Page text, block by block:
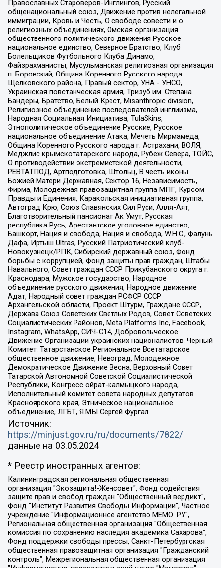
Православных Староверов-Инглингов, Русский
общенациональный союз, Движение против нелегальной
иммиграции, Кровь и Честь, О свободе совести и о
религиозных объединениях, Омская организация
общественного политического движения Русское
национальное единство, Северное Братство, Клуб
Болельщиков Футбольного Клуба Динамо,
Файзрахманисты, Мусульманская религиозная организация
п. Боровский, Община Коренного Русского народа
Щелковского района, Правый сектор, УНА - УНСО,
Украинская повстанческая армия, Тризуб им. Степана
Бандеры, Братство, Белый Крест, Misanthropic division,
Религиозное объединение последователей инглиизма,
Народная Социальная Инициатива, TulaSkins,
Этнополитическое объединение Русские, Русское
национальное объединение Атака, Мечеть Мирмамеда,
Община Коренного Русского народа г. Астрахани, ВОЛЯ,
Меджлис крымскотатарского народа, Рубеж Севера, ТОЙС,
О противодействии экстремистской деятельности,
РЕВТАТПОД, Артподготовка, Штольц, В честь иконы
Божией Матери Державная, Сектор 16, Независимость,
Фирма, Молодежная правозащитная группа МПГ, Курсом
Правды и Единения, Каракольская инициативная группа,
Автоград Крю, Союз Славянских Сил Руси, Алля-Аят,
Благотворительный пансионат Ак Умут, Русская
республика Русь, Арестантское уголовное единство,
Башкорт, Нация и свобода, Нация и свобода, W.H.С., Фалунь
Дафа, Иртыш Ultras, Русский Патриотический клуб-
Новокузнецк/РПК, Сибирский державный союз, Фонд
борьбы с коррупцией, Фонд защиты прав граждан, Штабы
Навального, Совет граждан СССР Прикубанского округа г.
Краснодара, Мужское государство, Народное
объединение русского движения, Народное движение
Адат, Народный совет граждан РСФСР СССР
Архангельской области, Проект Штурм, Граждане СССР,
Держава Союз Советских Светлых Родов, Совет Советских
Социалистических Районов, Meta Platforms Inc, Facebook,
Instagram, WhatsApp, СИЧ-С14, Добровольческое
Движение Организации украинских националистов, Черный
Комитет, Татарстанское Региональное Всетатарское
общественное движение, Невоград, Молодежное
Демократическое Движение Весна, Верховный Совет
Татарской Автономной Советской Социалистической
Республики, Конгресс ойрат-калмыцкого народа,
Исполнительный комитет совета народных депутатов
Красноярского края, Этническое национальное
объединение, ЛГБТ, Я.МЫ Сергей Фургал
Источник:
https://minjust.gov.ru/ru/documents/7822/
данные на 03.05.2024
* Реестр иностранных агентов:
Калининградская региональная общественная организация "Экозащита!-Женсовет", Фонд содействия защите прав и свобод граждан "Общественный вердикт", Фонд "Институт Развития Свободы Информации", Частное учреждение "Информационное агентство МЕМО. РУ", Региональная общественная организация "Общественная комиссия по сохранению наследия академика Сахарова", Фонд поддержки свободы прессы, Санкт-Петербургская общественная правозащитная организация "Гражданский контроль", Межрегиональная общественная организация "Информационно-просветительский центр "Мемориал", Региональный Фонд "Центр Защиты Прав Средств Массовой Информации", с 05.12.2023 Фонд "Центр Защиты Прав Средств массовой информации", Региональная общественная благотворительная организация помощи беженцам и мигрантам "Гражданское содействие", Негосударственное образовательное учреждение дополнительного профессионального образования (повышение квалификации) специалистов "АКАДЕМИЯ ПО ПРАВАМ ЧЕЛОВЕКА", Свердловская региональная общественная организация "Сутяжник", Автономная некоммерческая организация "Центр независимых социологических исследований", Союз общественных объединений "Российский исследовательский центр по правам человека", Региональное общественное учреждение научно-информационный центр "МЕМОРИАЛ", Некоммерческая организация "Фонд защиты гласности", Автономная некоммерческая организация "Институт прав человека", Городская общественная организация "Екатеринбургское общество "МЕМОРИАЛ", Городская общественная организация "Рязанское историко-просветительское и правозащитное общество "Мемориал" (Рязанский Мемориал), Челябинский региональный орган общественной самодеятельности – женское общественное объединение "Женщины Евразии", Челябинский региональный орган общественной самодеятельности "Уральская правозащитная группа", Фонд содействия защите здоровья и социальной справедливости имени Андрея Рылькова, Автономная Некоммерческая Организация "Аналитический Центр Юрия Левады", Автономная некоммерческая организация социальной поддержки населения "Проект Апрель", Региональная общественная организация помощи женщинам и детям, находящимся в кризисной ситуации "Информационно-методический центр "Анна", Фонд содействия развитию массовых коммуникаций и правовому просвещению "Так-так-Так", Фонд содействия устойчивому развитию "Серебряная тайга", Свердловский региональный общественный фонд социальных проектов "Новое время", "Idel.Реалии", Кавказ.Реалии, Крым.Реалии, Телеканал Настоящее Время, Татаро-башкирская служба Радио Свобода (Azatliq Radiosi), Радио Свободная Европа/Радио Свобода (PCE/PC), "Сибирь.Реалии", "Фактограф", Благотворительный фонд помощи осужденным и их семьям, Автономная некоммерческая организация "Институт глобализации и социальных движений", Фонд "В защиту прав заключенных", Частное учреждение "Центр поддержки и содействия развитию средств массовой информации", Пензенский региональный общественный благотворительный фонд "Гражданский союз", "Север.Реалии", Некоммерческая организация Фонд "Правовая инициатива", Общество с ограниченной ответственностью "Радио Свободная Европа/Радио Свобода", Чешское информационное агентство "MEDIUM-ORIENT", Красноярская региональная общественная организация "Мы против СПИДа", Камалягин Денис Николаевич, Маркелов Сергей Евгеньевич, Пономарев Лев Александрович, Савицкая Людмила Алексеевна, Автономная некоммерческая организация "Центр по работе с проблемой насилия "НАСИЛИЮ.НЕТ", Межрегиональный профессиональный союз работников здравоохранения "Альянс врачей", Юридическое лицо, зарегистрированное в Латвийской Республике, SIA "Medusa Project" (регистрационный номер 40103797863, дата регистрации 10.06.2014), Некоммерческая организация "Фонд по борьбе с коррупцией", Автономная некоммерческая организация "Институт права и публичной политики", Баданин Роман Сергеевич, Гликин Максим Александрович, Железнова Мария Михайловна, Лукьянова Юлия Сергеевна, Маетная Елизавета Витальевна, Маняхин Петр Борисович, Чуракова Ольга Владимировна, Ярош Юлия Петровна, Юридическое лицо "The Insider SIA", зарегистрированное в Риге, Латвийская Республика (дата регистрации 26.06.2015), являющееся администратором доменного имени интернет-издания "The Insider SIA", https://theins.ru, Постернак Алексей Евгеньевич, Рубин Михаил Аркадьевич, Анин Роман Александрович, Юридическое лицо Istories fonds, зарегистрированное в Латвийской Республике (регистрационный номер 50008295751, дата регистрации 24.02.2020), Великовский Дмитрий Александрович, Долинина Ирина Николаевна, Мароховская Алеся Алексеевна, Шлейнов Роман Юрьевич, Шмагун Олеся Валентиновна, Общество с ограниченной ответственностью "Альтаир 2021", Общество с ограниченной ответственностью "Вега 2021", Общество с ограниченной ответственностью "Главный редактор 2021", Общество с ограниченной ответственностью "Ромашки монолит", Важенков Артем Валерьевич, Ивановская областная общественная организация "Центр гендерных исследований", Гурман Юрий Альбертович, Медиапроект "ОВД-Инфо", Егоров Владимир Владимирович, Жилинский Владимир Александрович, Общество с ограниченной ответственностью "ЗП", Иванова София Юрьевна, Карезина Инна Павловна, Кильтау Екатерина Викторовна, Петров Алексей Викторович, Пискунов Сергей Евгеньевич, Смирнов Сергей Сергеевич, Тихонов Михаил Сергеевич, Общество с ограниченной ответственностью "ЖУРНАЛИСТ-ИНОСТРАННЫЙ АГЕНТ", Арапова Галина Юрьевна, Вольтская Татьяна Анатольевна, Американская компания "Mason G.E.S. Anonymous Foundation" (США), являющаяся владельцем интернет-издания https://mnews.world/, Компания "Stichting Bellingcat", зарегистрированная в Нидерландах (дата регистрации 11.07.2018), Захаров Андрей Вячеславович, Клепиковская Екатерина Дмитриевна, Общество с ограниченной ответственностью "МЕМО", Перл Роман Александрович, Симонов Евгений Алексеевич, Соловьева Елена Анатольевна, Сотников Даниил Владимирович, Сурначева Елизавета Дмитриевна, Автономная некоммерческая организация по защите прав человека и информированию населения "Якутия – Наше Мнение", Общество с ограниченной ответственностью "Москоу диджитал медиа", с 26.01.2023 Общество с ограниченной ответственностью "Чайка Белые сады", Ветошкина Валерия Валерьевна, Заговора Максим Александрович, Межрегиональное общественное движение "Российская ЛГБТ - сеть", Оленичев Максим Владимирович, Павлов Иван Юрьевич, Скворцова Елена Сергеевна, Общество с ограниченной ответственностью "Как бы инагент", Кочетков Игорь Викторович, Общество с ограниченной ответственностью "Честные выборы", Еланчик Олег Александрович, Общество с ограниченной ответственностью "Нобелевский призыв", Гималова Регина Эмилевна, Григорьев Андрей Валерьевич, Григорьева Алина Александровна, Ассоциация по содействию защите прав призывников, альтернативнослужащих и военнослужащих "Правозащитная группа "Гражданин.Армия.Право", Хисамова Регина Фаритовна, Автономная некоммерческая организация по реализации социально-правовых программ "Лилит", Дальневосточное общественное движение "Маяк", Санкт-Петербургская ЛГБТ-инициативная группа "Выход", Инициативная группа ЛГБТ+ "Реверс", Алексеев Андрей Викторович, Бекбулатова Таисия Львовна, Беляев Иван Михайлович, Владыкина Елена Сергеевна, Гельман Марат Александрович, Никульшина Вероника Юрьевна, Толоконникова Надежда Андреевна, Шендерович Виктор Анатольевич, Общество с ограниченной ответственностью "Данное сообщение", Общество с ограниченной ответственностью Издательский дом "Новая глава", Айнбиндер Александра Александровна, Московский комьюнити-центр для ЛГБТ+инициатив, Благотворительный фонд развития филантропии, Deutsche Welle (Германия, Kurt-Schumacher-Strasse 3, 53113 Bonn), Борзунова Мария Михайловна, Воробьев Виктор Викторович, Голубева Анна Львовна, Константинова Алла Михайловна, Малкова Ирина Владимировна, Мурадов Мурад Абдулгалимович, Осетинская Елизавета Николаевна, Понасенков Евгений Николаевич, Ганапольский Матвей Юрьевич, Киселев Евгений Алексеевич, Борухович Ирина Григорьевна, Дремин Иван Тимофеевич, Дубровский Дмитрий Викторович, Красноярская региональная общественная организация поддержки и развития альтернативных образовательных технологий и межкультурных коммуникаций "ИНТЕРРА", Маяковская Екатерина Алексеевна, Фейгин Марк Захарович, Филимонов Андрей Викторович, Дзугкоева Регина Николаевна, Доброхотов Роман Александрович, Дудь Юрий Александрович, Елкин Сергей Владимирович, Кругликов Кирилл Игоревич, Сабунаева Мария Леонидовна, Семенов Алексей Владимирович, Шаинян Карен Багратович, Шульман Екатерина Михайловна, Асафьев Артур Валерьевич, Вахштайн Виктор Семенович, Венедиктов Алексей Алексеевич, Лушникова Екатерина Евгеньевна, Волков Леонид Михайлович, Невзоров Александр Глебович, Пархоменко Сергей Борисович, Сироткин Ярослав Николаевич, Кара-Мурза Владимир Владимирович, Баранова Наталья Владимировна, Гозман Леонид Яковлевич, Кагарлицкий Борис Юльевич, Климарев Михаил Валерьевич, Милов Владимир Станиславович, Автономная некоммерческая организация Краснодарский центр современного искусства "Типография", Моргенштерн Алишер Тагирович, Соболь Любовь Эдуардовна, Общество с ограниченной ответственностью "ЛИЗА НОРМ", Каспаров Гарри Кимович, Ходорковский Михаил Борисович, Общество с ограниченной ответственностью "Апрельские тезисы", Данилович Ирина Брониславовна, Кашин Олег Владимирович, Петров Николай Владимирович, Пивоваров Алексей Владимирович, Соколов Михаил Владимирович, Цветкова Юлия Владимировна, Чичваркин Евгений Александрович, Комитет против пыток/Команда против пыток, Общество с ограниченной ответственностью "Первый научный", Общество с ограниченной ответственностью "Вертолет и ко", Белоцерковская Вероника Борисовна, Кац Максим Евгеньевич, Лазарева Татьяна Юрьевна, Шаведдинов Руслан Табризович, Яшин Илья Валерьевич, Общество с ограниченной ответственностью "Иноагент ААВ", Алешковский Дмитрий Петрович, Альбац Евгения Марковна, Быков Дмитрий Львович, Галямина Юлия Евгеньевна, Лойко Сергей Леонидович, Мартынов Кирилл Константинович, Медведев Сергей Александрович, Крашенинников Федор Геннадиевич, Гордеева Катерина Вл